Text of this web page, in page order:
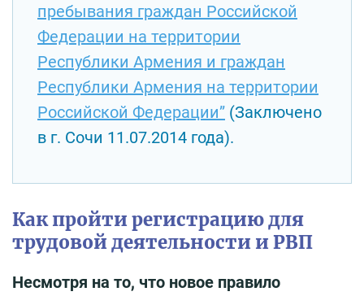
пребывания граждан Российской
Федерации на территории
Республики Армения и граждан
Республики Армения на территории
Российской Федерации” (Заключено
в г. Сочи 11.07.2014 года).
Как пройти регистрацию для
трудовой деятельности и РВП
Несмотря на то, что новое правило